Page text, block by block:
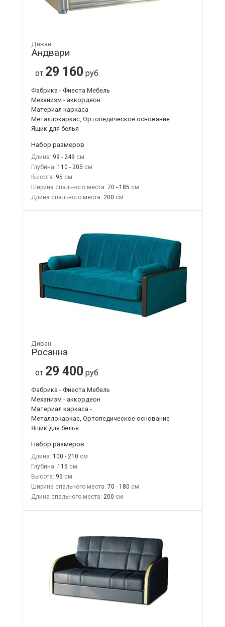
Диван
Андвари
от 29 160 руб.
Фабрика - Фиеста Мебель
Механизм - аккордеон
Материал каркаса -
Металлокаркас, Ортопедическое основание
Ящик для белья
Набор размеров
Длина: 99 - 249
Глубина: 110 - 205
Высота: 95
Ширина спального места: 70 - 185
Длина спального места: 200
Диван
Росанна
от 29 400 руб.
Фабрика - Фиеста Мебель
Механизм - аккордеон
Материал каркаса -
Металлокаркас, Ортопедическое основание
Ящик для белья
Набор размеров
Длина: 100 - 210
Глубина: 115
Высота: 95
Ширина спального места: 70 - 180
Длина спального места: 200